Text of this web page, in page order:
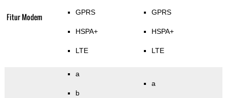
Fitur Modem GPRS
HSPA+
LTE
GPRS
HSPA+
LTE
a
b
a